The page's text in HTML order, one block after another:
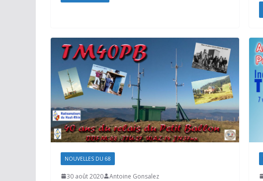
NOUVELLES DU 68
30 août 2020 Antoine Gonsalez